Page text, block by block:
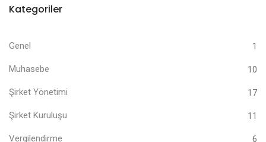
Kategoriler
Genel 1
Muhasebe 10
Şirket Yönetimi 17
Şirket Kuruluşu 11
Vergilendirme 6